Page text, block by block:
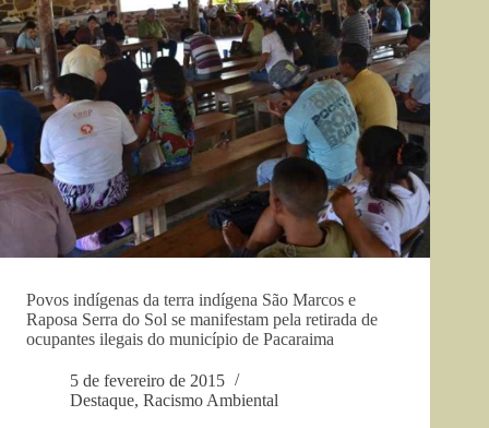
Povos indígenas da terra indígena São Marcos e
Raposa Serra do Sol se manifestam pela retirada de
ocupantes ilegais do município de Pacaraima
5 de fevereiro de 2015
Destaque, Racismo Ambiental